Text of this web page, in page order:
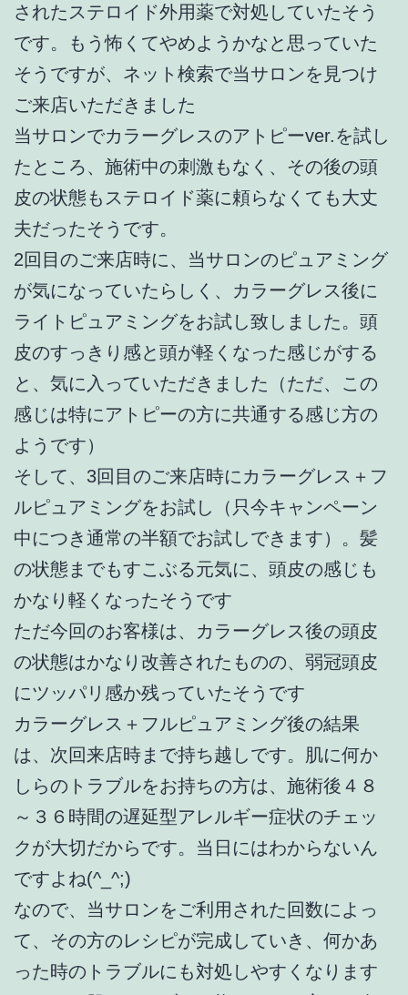
されたステロイド外用薬で対処していたそう
です。もう怖くてやめようかなと思っていた
そうですが、ネット検索で当サロンを見つけ
ご来店いただきました
当サロンでカラーグレスのアトピーver.を試し
たところ、施術中の刺激もなく、その後の頭
皮の状態もステロイド薬に頼らなくても大丈
夫だったそうです。
2回目のご来店時に、当サロンのピュアミング
が気になっていたらしく、カラーグレス後に
ライトピュアミングをお試し致しました。頭
皮のすっきり感と頭が軽くなった感じがする
と、気に入っていただきました（ただ、この
感じは特にアトピーの方に共通する感じ方の
ようです）
そして、3回目のご来店時にカラーグレス＋フ
ルピュアミングをお試し（只今キャンペーン
中につき通常の半額でお試しできます）。髪
の状態までもすこぶる元気に、頭皮の感じも
かなり軽くなったそうです
ただ今回のお客様は、カラーグレス後の頭皮
の状態はかなり改善されたものの、弱冠頭皮
にツッパリ感か残っていたそうです
カラーグレス＋フルピュアミング後の結果
は、次回来店時まで持ち越しです。肌に何か
しらのトラブルをお持ちの方は、施術後４８
～３６時間の遅延型アレルギー症状のチェッ
クが大切だからです。当日にはわからないん
ですよね(^_^;)
なので、当サロンをご利用された回数によっ
て、その方のレシピが完成していき、何かあ
った時のトラブルにも対処しやすくなります